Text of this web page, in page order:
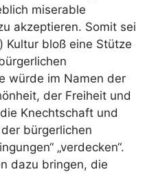
miserable
akzeptieren. Somit sei
Kultur bloß eine Stütze
würde im Namen der
der Freiheit und
Knechtschaft und
bürgerlichen
„verdecken“.
dazu bringen, die